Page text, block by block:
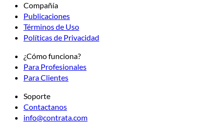
Compañía
Publicaciones
Términos de Uso
Políticas de Privacidad
¿Cómo funciona?
Para Profesionales
Para Clientes
Soporte
Contactanos
info@contrata.com